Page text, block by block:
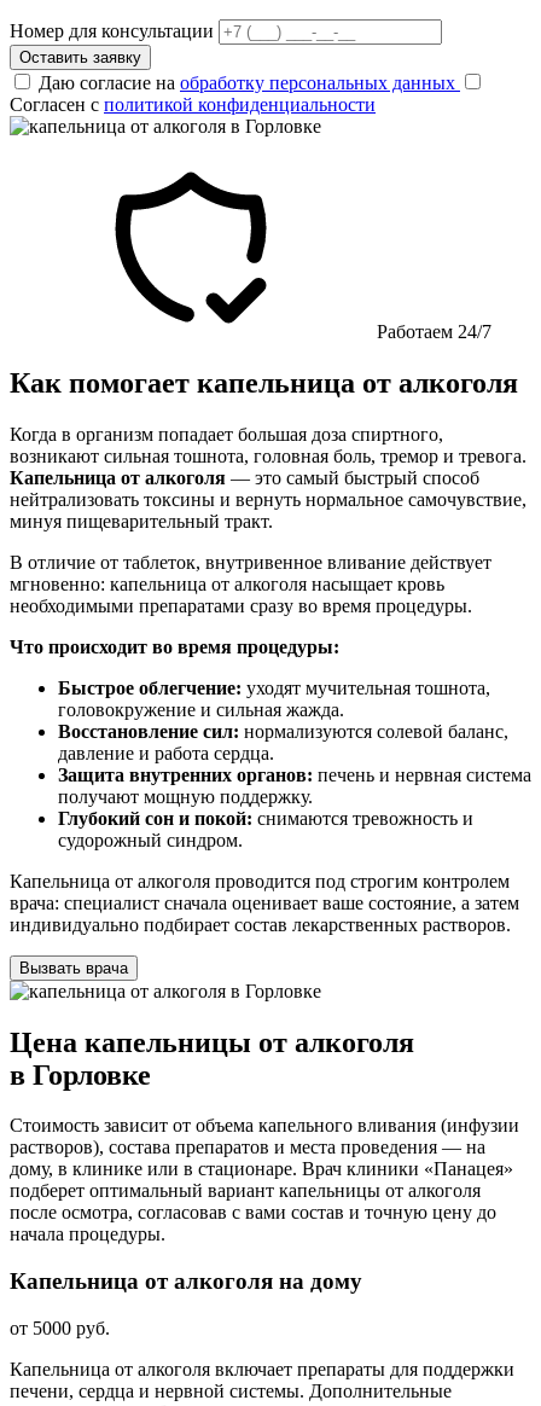
Номер для консультации
Оставить заявку
Даю согласие на обработку персональных данных
Согласен с политикой конфиденциальности
Работаем 24/7
Как помогает капельница от алкоголя
Когда в организм попадает большая доза спиртного,
возникают сильная тошнота, головная боль, тремор и тревога.
Капельница от алкоголя — это самый быстрый способ
нейтрализовать токсины и вернуть нормальное самочувствие,
минуя пищеварительный тракт.
В отличие от таблеток, внутривенное вливание действует
мгновенно: капельница от алкоголя насыщает кровь
необходимыми препаратами сразу во время процедуры.
Что происходит во время процедуры:
Быстрое облегчение: уходят мучительная тошнота,
головокружение и сильная жажда.
Восстановление сил: нормализуются солевой баланс,
давление и работа сердца.
Защита внутренних органов: печень и нервная система
получают мощную поддержку.
Глубокий сон и покой: снимаются тревожность и
судорожный синдром.
Капельница от алкоголя проводится под строгим контролем
врача: специалист сначала оценивает ваше состояние, а затем
индивидуально подбирает состав лекарственных растворов.
Вызвать врача
Цена капельницы от алкоголя
в Горловке
Стоимость зависит от объема капельного вливания (инфузии
растворов), состава препаратов и места проведения — на
дому, в клинике или в стационаре. Врач клиники «Панацея»
подберет оптимальный вариант капельницы от алкоголя
после осмотра, согласовав с вами состав и точную цену до
начала процедуры.
Капельница от алкоголя на дому
от 5000 руб.
Капельница от алкоголя включает препараты для поддержки
печени, сердца и нервной системы. Дополнительные